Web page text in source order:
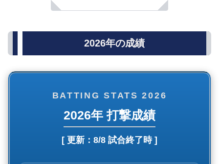
2026年の成績
BATTING STATS 2026
2026年 打撃成績
[ 更新： 8/8 試合終了時]